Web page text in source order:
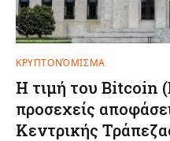
ΚΡΥΠΤΟΝΌΜΙΣΜΑ
Η τιμή του Bitcoin
προσεχείς
Κεντρικής